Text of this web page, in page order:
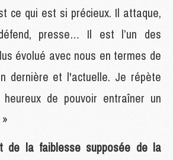
ce qui est si précieux. Il attaque,
presse… Il est l’un des
évolué avec nous en termes de
dernière et l'actuelle. Je répète
de pouvoir entraîner un
de la faiblesse supposée de la